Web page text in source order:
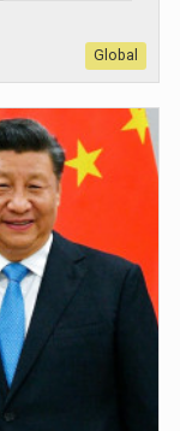
Global